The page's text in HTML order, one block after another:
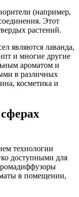
(например,
Этот
растений.
являются лаванда,
и многие другие
ароматом и
в различных
косметика и
технологии
доступными для
в помещении,